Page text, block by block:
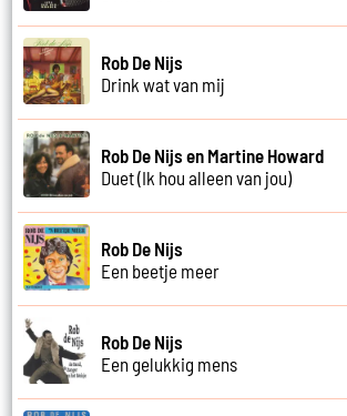
Rob De Nijs
Drink wat van mij
Rob De Nijs en Martine Howard
Duet (Ik hou alleen van jou)
Rob De Nijs
Een beetje meer
Rob De Nijs
Een gelukkig mens